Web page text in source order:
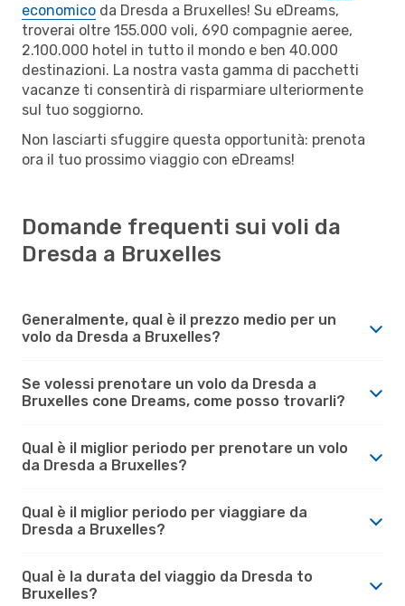
economico da Dresda a Bruxelles! Su eDreams,
troverai oltre 155.000 voli, 690 compagnie aeree,
2.100.000 hotel in tutto il mondo e ben 40.000
destinazioni. La nostra vasta gamma di pacchetti
vacanze ti consentirà di risparmiare ulteriormente
sul tuo soggiorno.
Non lasciarti sfuggire questa opportunità: prenota
ora il tuo prossimo viaggio con eDreams!
Domande frequenti sui voli da
Dresda a Bruxelles
Generalmente, qual è il prezzo medio per un
volo da Dresda a Bruxelles?
Se volessi prenotare un volo da Dresda a
Bruxelles cone Dreams, come posso trovarli?
Qual è il miglior periodo per prenotare un volo
da Dresda a Bruxelles?
Qual è il miglior periodo per viaggiare da
Dresda a Bruxelles?
Qual è la durata del viaggio da Dresda to
Bruxelles?